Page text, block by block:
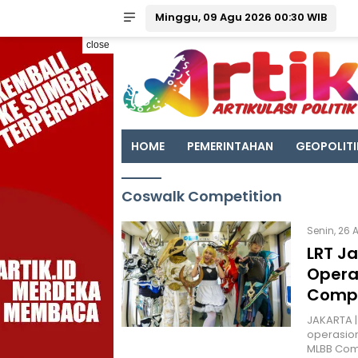
Minggu, 09 Agu 2026 00:30 WIB
close
HOME PEMERINTAHAN
Coswalk Competition
Senin, 26
LRT
MLBB